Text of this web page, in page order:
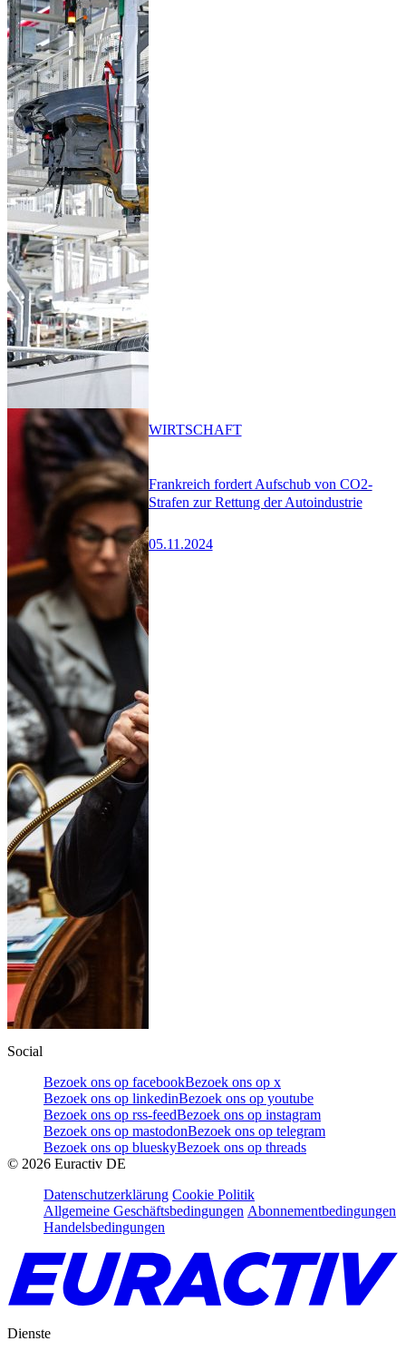
Frankreich fordert Aufschub von CO2-
Strafen zur Rettung der Autoindustrie
05.11.2024
WIRTSCHAFT
Social
Bezoek ons op facebookBezoek ons op x
Bezoek ons op linkedinBezoek ons op youtube
Bezoek ons op rss-feedBezoek ons op instagram
Bezoek ons op mastodonBezoek ons op telegram
Bezoek ons op blueskyBezoek ons op threads
© 2026 Euractiv DE
Datenschutzerklärung Cookie Politik
Allgemeine Geschäftsbedingungen Abonnementbedingungen
Handelsbedingungen
Dienste